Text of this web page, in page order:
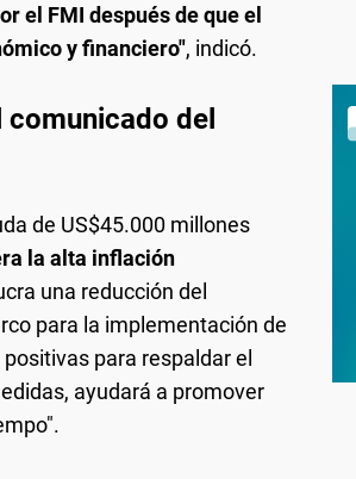
el FMI después de que el
y financiero", indicó.
comunicado del
de US$45.000 millones
la alta inflación
una reducción del
para la implementación de
para respaldar el
ayudará a promover